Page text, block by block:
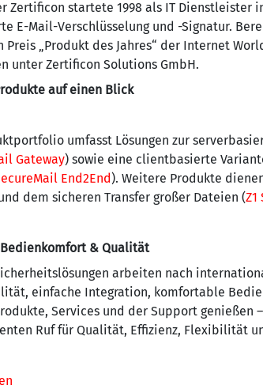
Zertificon startete 1998 als IT Dienstleister
E-Mail-Verschlüsselung und -Signatur.
Preis „Produkt des Jahres“ der Internet
unter Zertificon Solutions GmbH.
auf einen Blick
umfasst Lösungen zur
Gateway) sowie eine clientbasierte
End2End). Weitere Produkte
dem sicheren Transfer großer Dateien (Z1
& Qualität
arbeiten nach
einfache Integration, komfortable
Services und der Support genießen
Ruf für Qualität, Effizienz, Flexibilität